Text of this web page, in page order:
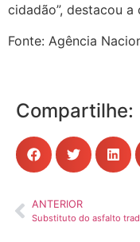
cidadão”, destacou a
Fonte: Agência
Compartilhe:
ANTERIOR